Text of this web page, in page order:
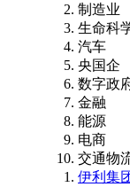
制造业
生命科
汽车
央国企
数字政
金融
能源
电商
交通物
伊利集